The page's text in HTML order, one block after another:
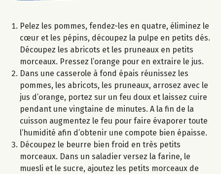
Pelez les pommes, fendez-les en quatre, éliminez le
cœur et les pépins, découpez la pulpe en petits dés.
Découpez les abricots et les pruneaux en petits
morceaux. Pressez l’orange pour en extraire le jus.
Dans une casserole à fond épais réunissez les
pommes, les abricots, les pruneaux, arrosez avec le
jus d’orange, portez sur un feu doux et laissez cuire
pendant une vingtaine de minutes. A la fin de la
cuisson augmentez le feu pour faire évaporer toute
l’humidité afin d’obtenir une compote bien épaisse.
Découpez le beurre bien froid en très petits
morceaux. Dans un saladier versez la farine, le
muesli et le sucre, ajoutez les petits morceaux de